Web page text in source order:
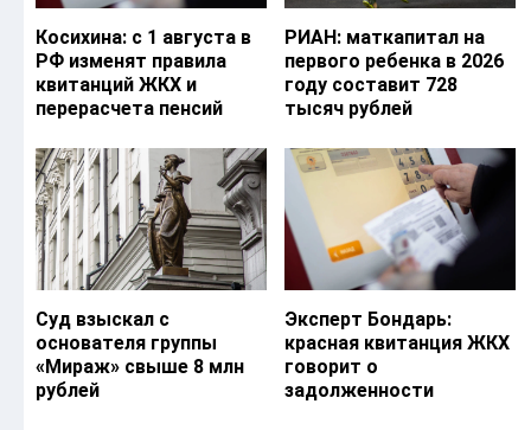
Косихина: с 1 августа в
РФ изменят правила
квитанций ЖКХ и
перерасчета пенсий
РИАН: маткапитал на
первого ребенка в 2026
году составит 728
тысяч рублей
Суд взыскал с
основателя группы
«Мираж» свыше 8 млн
рублей
Эксперт Бондарь:
красная квитанция ЖКХ
говорит о
задолженности